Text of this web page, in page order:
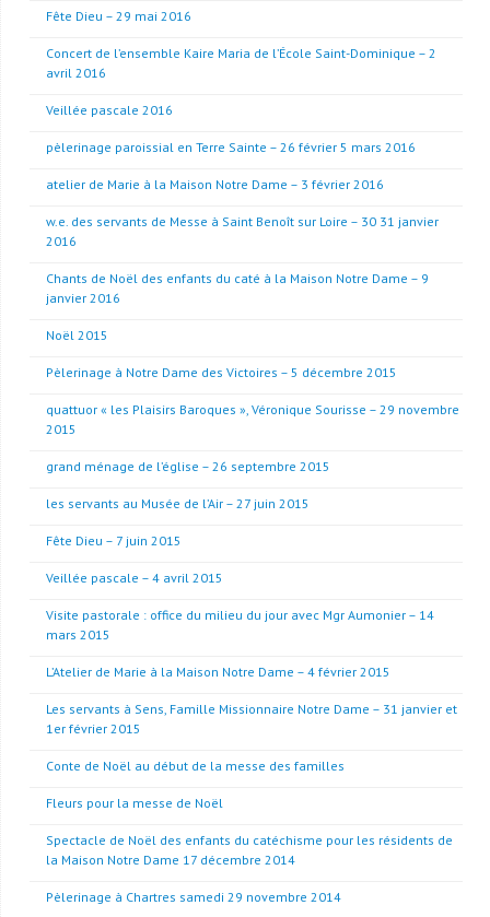
Fête Dieu – 29 mai 2016
Concert de l’ensemble Kaire Maria de l’École Saint-Dominique – 2
avril 2016
Veillée pascale 2016
pèlerinage paroissial en Terre Sainte – 26 février 5 mars 2016
atelier de Marie à la Maison Notre Dame – 3 février 2016
w.e. des servants de Messe à Saint Benoît sur Loire – 30 31 janvier
2016
Chants de Noël des enfants du caté à la Maison Notre Dame – 9
janvier 2016
Noël 2015
Pèlerinage à Notre Dame des Victoires – 5 décembre 2015
quattuor « les Plaisirs Baroques », Véronique Sourisse – 29 novembre
2015
grand ménage de l’église – 26 septembre 2015
les servants au Musée de l’Air – 27 juin 2015
Fête Dieu – 7 juin 2015
Veillée pascale – 4 avril 2015
Visite pastorale : office du milieu du jour avec Mgr Aumonier – 14
mars 2015
L’Atelier de Marie à la Maison Notre Dame – 4 février 2015
Les servants à Sens, Famille Missionnaire Notre Dame – 31 janvier et
1er février 2015
Conte de Noël au début de la messe des familles
Fleurs pour la messe de Noël
Spectacle de Noël des enfants du catéchisme pour les résidents de
la Maison Notre Dame 17 décembre 2014
Pèlerinage à Chartres samedi 29 novembre 2014